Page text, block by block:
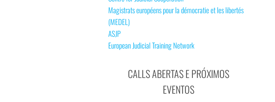
Magistrats européens pour la démocratie et les libertés
(MEDEL)
ASJP
European Judicial Training Network
CALLS ABERTAS E PRÓXIMOS
EVENTOS